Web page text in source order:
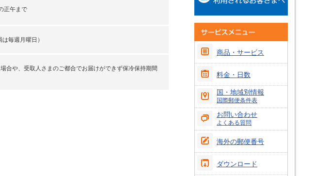
正午まで
毎週月曜日）
合や、受取人さまのご都合でお届けができず保冷保持期間
商品・サービス
料金・日数
国・地域別情報
国際郵便条件表
お問い合わせ
よくある質問
海外の郵便番号
ダウンロード